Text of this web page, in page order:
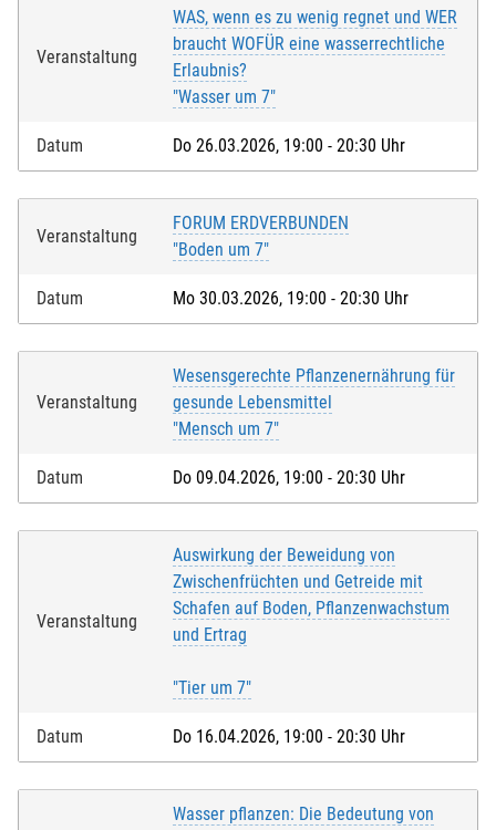
Veranstaltung
WAS, wenn es zu wenig regnet und WER
braucht WOFÜR eine wasserrechtliche
Erlaubnis?
"Wasser um 7"
Datum Do 26.03.2026, 19:00 - 20:30 Uhr
Veranstaltung
FORUM ERDVERBUNDEN
"Boden um 7"
Datum Mo 30.03.2026, 19:00 - 20:30 Uhr
Veranstaltung
Wesensgerechte Pflanzenernährung für
gesunde Lebensmittel
"Mensch um 7"
Datum Do 09.04.2026, 19:00 - 20:30 Uhr
Veranstaltung
Auswirkung der Beweidung von
Zwischenfrüchten und Getreide mit
Schafen auf Boden, Pflanzenwachstum
und Ertrag
"Tier um 7"
Datum Do 16.04.2026, 19:00 - 20:30 Uhr
Wasser pflanzen: Die Bedeutung von